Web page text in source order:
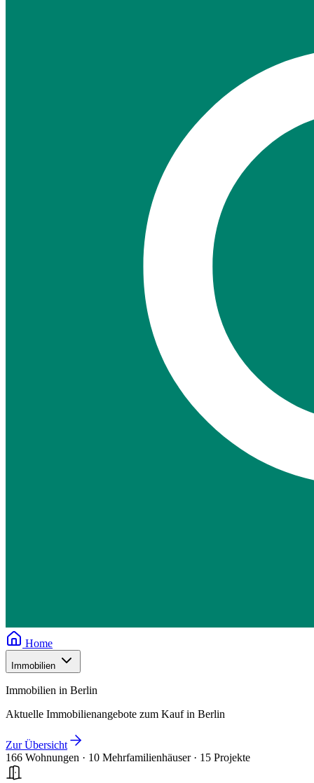
Home
Immobilien
Immobilien in Berlin
Aktuelle Immobilienangebote zum Kauf in Berlin
Zur Übersicht
166 Wohnungen · 10 Mehrfamilienhäuser · 15 Projekte